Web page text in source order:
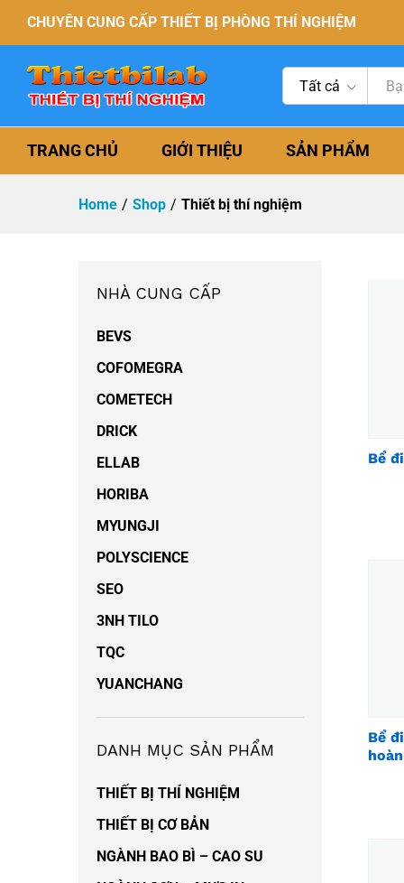
CHUYÊN CUNG CẤP THIẾT BỊ PHÒNG THÍ NGHIỆM
Tất cả
TRANG CHỦ GIỚI THIỆU SẢN PHẨM
Home / Shop / Thiết bị thí nghiệm
Bể
Bể
hoàn
NHÀ CUNG CẤP
BEVS
COFOMEGRA
COMETECH
DRICK
ELLAB
HORIBA
MYUNGJI
POLYSCIENCE
SEO
3NH TILO
TQC
YUANCHANG
DANH MỤC SẢN PHẨM
THIẾT BỊ THÍ NGHIỆM
THIẾT BỊ CƠ BẢN
NGÀNH BAO BÌ – CAO SU